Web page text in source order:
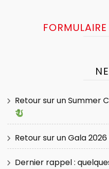
Retour sur un Summer
Retour sur un Gala
Dernier rappel :